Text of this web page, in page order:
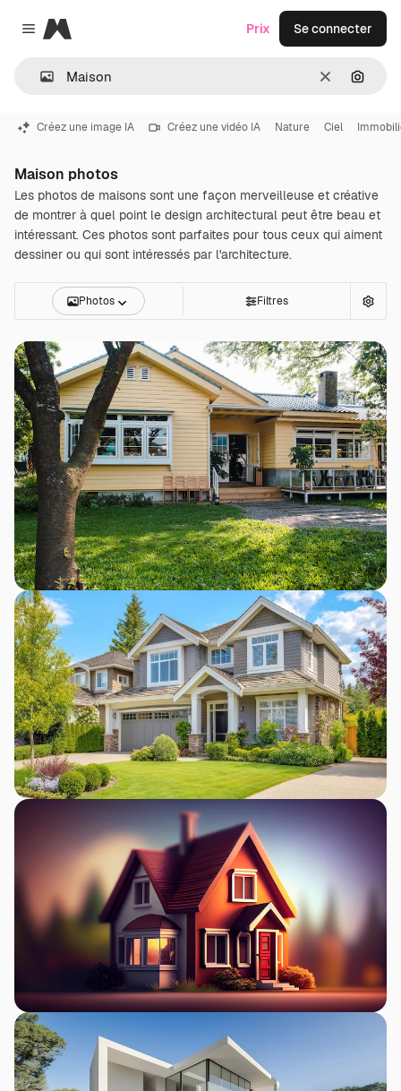
Close menu
Magnific
Effacer
Prix Se connecter
Créez une image IA Créez une vidéo IA Nature Ciel
Maison photos
Les photos de maisons sont une façon merveilleuse et créative
de montrer à quel point le design architectural peut être beau et
intéressant. Ces photos sont parfaites pour tous ceux qui aiment
dessiner ou qui sont intéressés par l'architecture.
Photos Filtres